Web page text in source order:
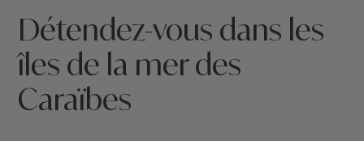
Détendez-vous dans les
îles de la mer des
Caraïbes